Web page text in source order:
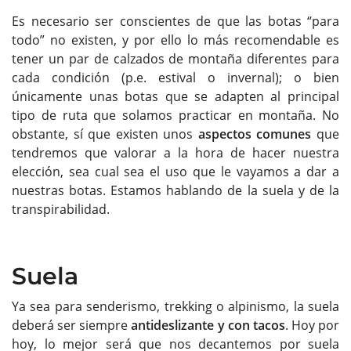
Es necesario ser conscientes de que las botas “para
todo” no existen, y por ello lo más recomendable es
tener un par de calzados de montaña diferentes para
cada condición (p.e. estival o invernal); o bien
únicamente unas botas que se adapten al principal
tipo de ruta que solamos practicar en montaña. No
obstante, sí que existen unos aspectos comunes que
tendremos que valorar a la hora de hacer nuestra
elección, sea cual sea el uso que le vayamos a dar a
nuestras botas. Estamos hablando de la suela y de la
transpirabilidad.
Suela
Ya sea para senderismo, trekking o alpinismo, la suela
deberá ser siempreantideslizante y con tacos. Hoy por
hoy, lo mejor será que nos decantemos por suela